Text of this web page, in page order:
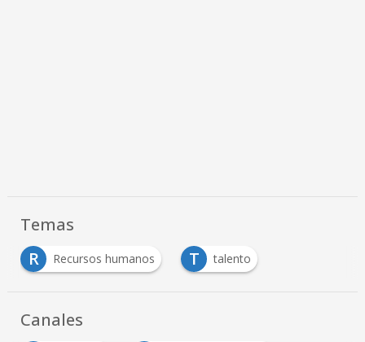
Temas
R
Recursos humanos T talento
Canales